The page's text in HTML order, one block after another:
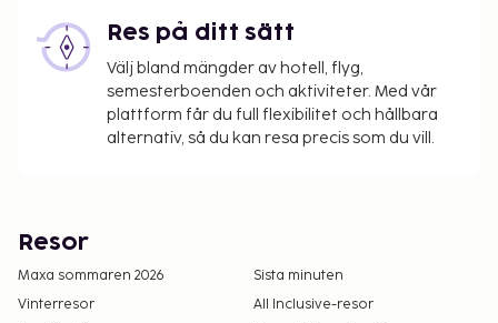
Res på ditt sätt
Välj bland mängder av hotell, flyg,
semesterboenden och aktiviteter. Med vår
plattform får du full flexibilitet och hållbara
alternativ, så du kan resa precis som du vill.
Resor
Maxa sommaren 2026
Sista minuten
Vinterresor
All Inclusive-resor